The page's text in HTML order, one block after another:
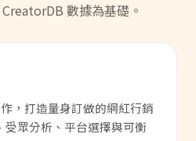
數據為基礎。
，打造量身訂做的網紅行銷
眾分析、平台選擇與可衡